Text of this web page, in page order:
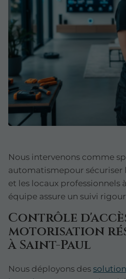
Nous intervenons comme
automatismepour sécuriser
et les locaux professionnels
équipe assure un suivi
Contrôle
motorisation
à Saint-Paul
Nous déployons des